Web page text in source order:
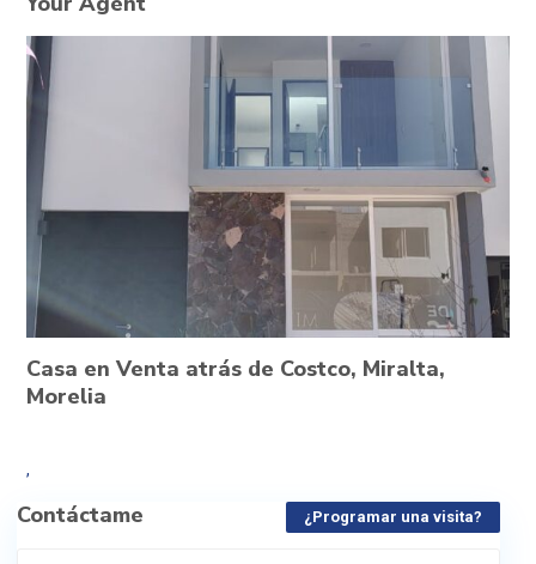
Casa en Venta atrás de Costco, Miralta,
Morelia
,
Contáctame ¿Programar una visita?